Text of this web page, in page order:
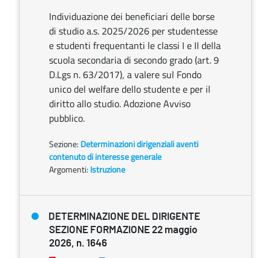
Individuazione dei beneficiari delle borse
di studio a.s. 2025/2026 per studentesse
e studenti frequentanti le classi I e II della
scuola secondaria di secondo grado (art. 9
D.Lgs n. 63/2017), a valere sul Fondo
unico del welfare dello studente e per il
diritto allo studio. Adozione Avviso
pubblico.
Sezione: Determinazioni dirigenziali aventi
contenuto di interesse generale
Argomenti: Istruzione
DETERMINAZIONE DEL DIRIGENTE
SEZIONE FORMAZIONE 22 maggio
2026, n. 1646